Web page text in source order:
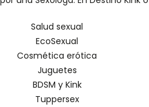
Salud sexual
EcoSexual
Cosmética erótica
Juguetes
BDSM y Kink
Tuppersex